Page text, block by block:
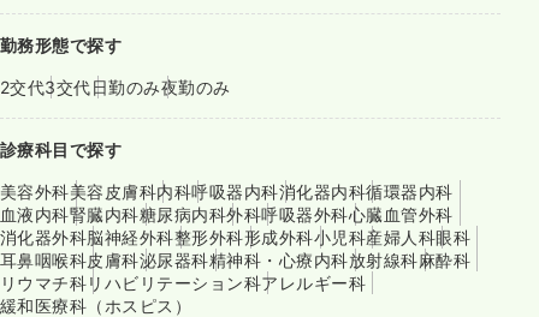
勤務形態で探す
2交代3交代日勤のみ夜勤のみ
診療科目で探す
美容外科美容皮膚科内科呼吸器内科消化器内科循環器内科
血液内科腎臓内科糖尿病内科外科呼吸器外科心臓血管外科
消化器外科脳神経外科整形外科形成外科小児科産婦人科眼科
耳鼻咽喉科皮膚科泌尿器科精神科・心療内科放射線科麻酔科
リウマチ科リハビリテーション科アレルギー科
緩和医療科（ホスピス）